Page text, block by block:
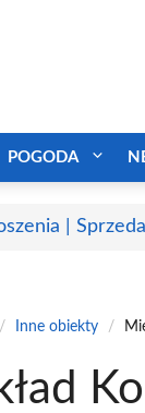
POGODA
|
/ Inne obiekty /